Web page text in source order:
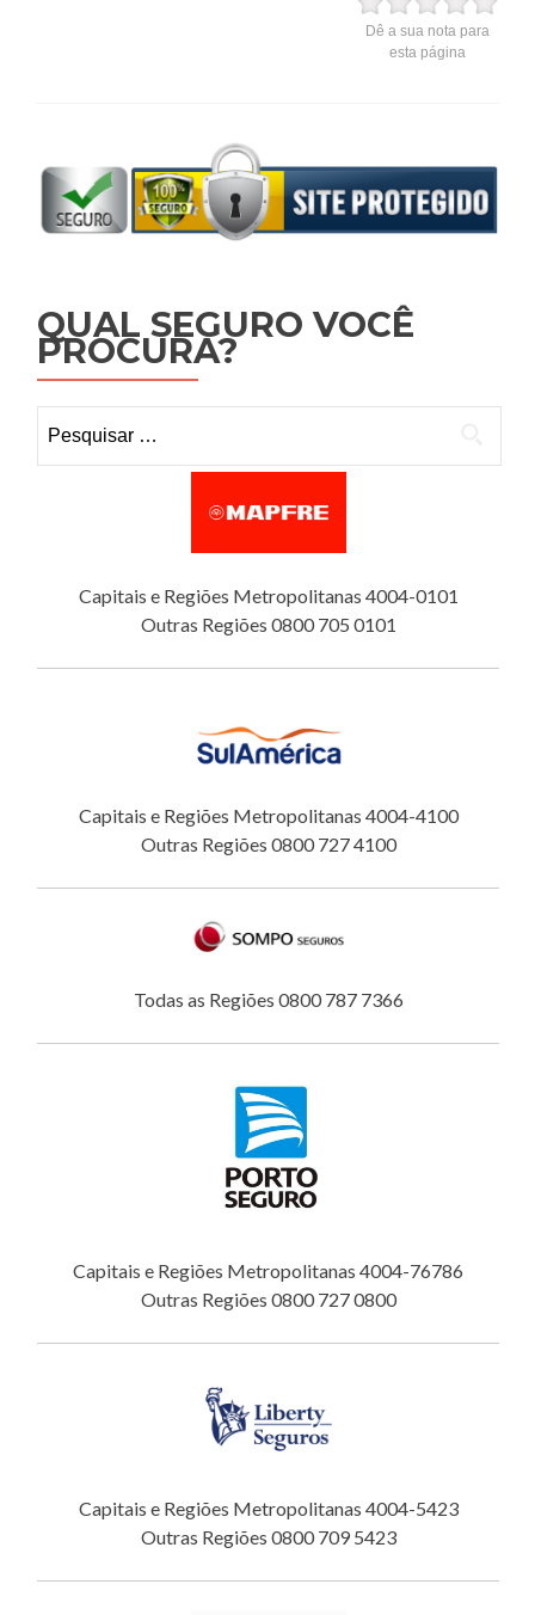
Dê a sua nota para
esta página
QUAL SEGURO VOCÊ
PROCURA?
Capitais e Regiões Metropolitanas 4004-0101
Outras Regiões 0800 705 0101
Capitais e Regiões Metropolitanas 4004-4100
Outras Regiões 0800 727 4100
Todas as Regiões 0800 787 7366
Capitais e Regiões Metropolitanas 4004-76786
Outras Regiões 0800 727 0800
Capitais e Regiões Metropolitanas 4004-5423
Outras Regiões 0800 709 5423